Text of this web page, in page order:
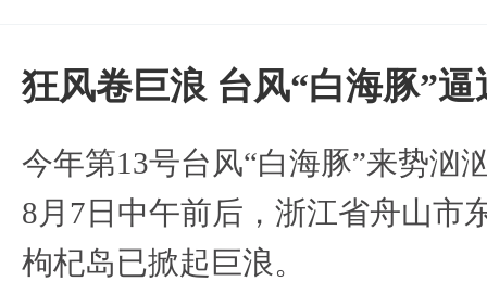
狂风卷巨浪 台风“白海豚”
今年第13号台风“白海豚”来势汹
8月7日中午前后，浙江省舟山市
枸杞岛已掀起巨浪。